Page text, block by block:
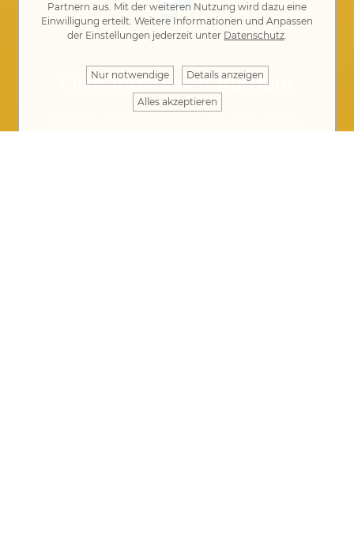
Öffnungszeiten Rathaus
Partnern aus. Mit der weiteren Nutzung wird dazu eine
Einwilligung erteilt. Weitere Informationen und Anpassen
der Einstellungen jederzeit unter Datenschutz.
Nur notwendige Details anzeigen
Alles akzeptieren